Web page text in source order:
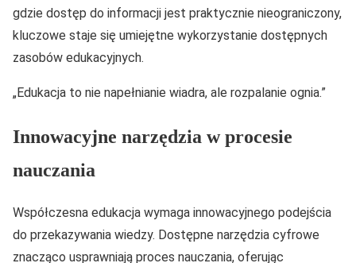
gdzie dostęp do informacji jest praktycznie nieograniczony,
kluczowe staje się umiejętne wykorzystanie dostępnych
zasobów edukacyjnych.
„Edukacja to nie napełnianie wiadra, ale rozpalanie ognia.”
Innowacyjne narzędzia w procesie
nauczania
Współczesna edukacja wymaga innowacyjnego podejścia
do przekazywania wiedzy. Dostępne narzędzia cyfrowe
znacząco usprawniają proces nauczania, oferując